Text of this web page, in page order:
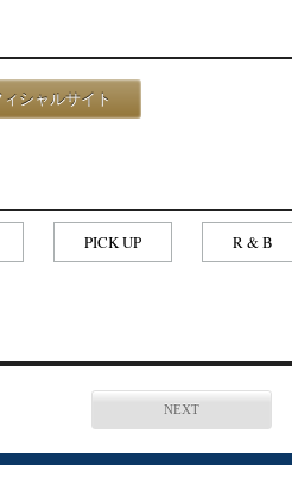
ィシャルサイト
PICK UP R & B
NEXT